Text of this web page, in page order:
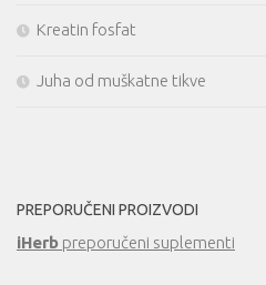
Kreatin fosfat
Juha od muškatne tikve
PREPORUČENI PROIZVODI
iHerb preporučeni suplementi